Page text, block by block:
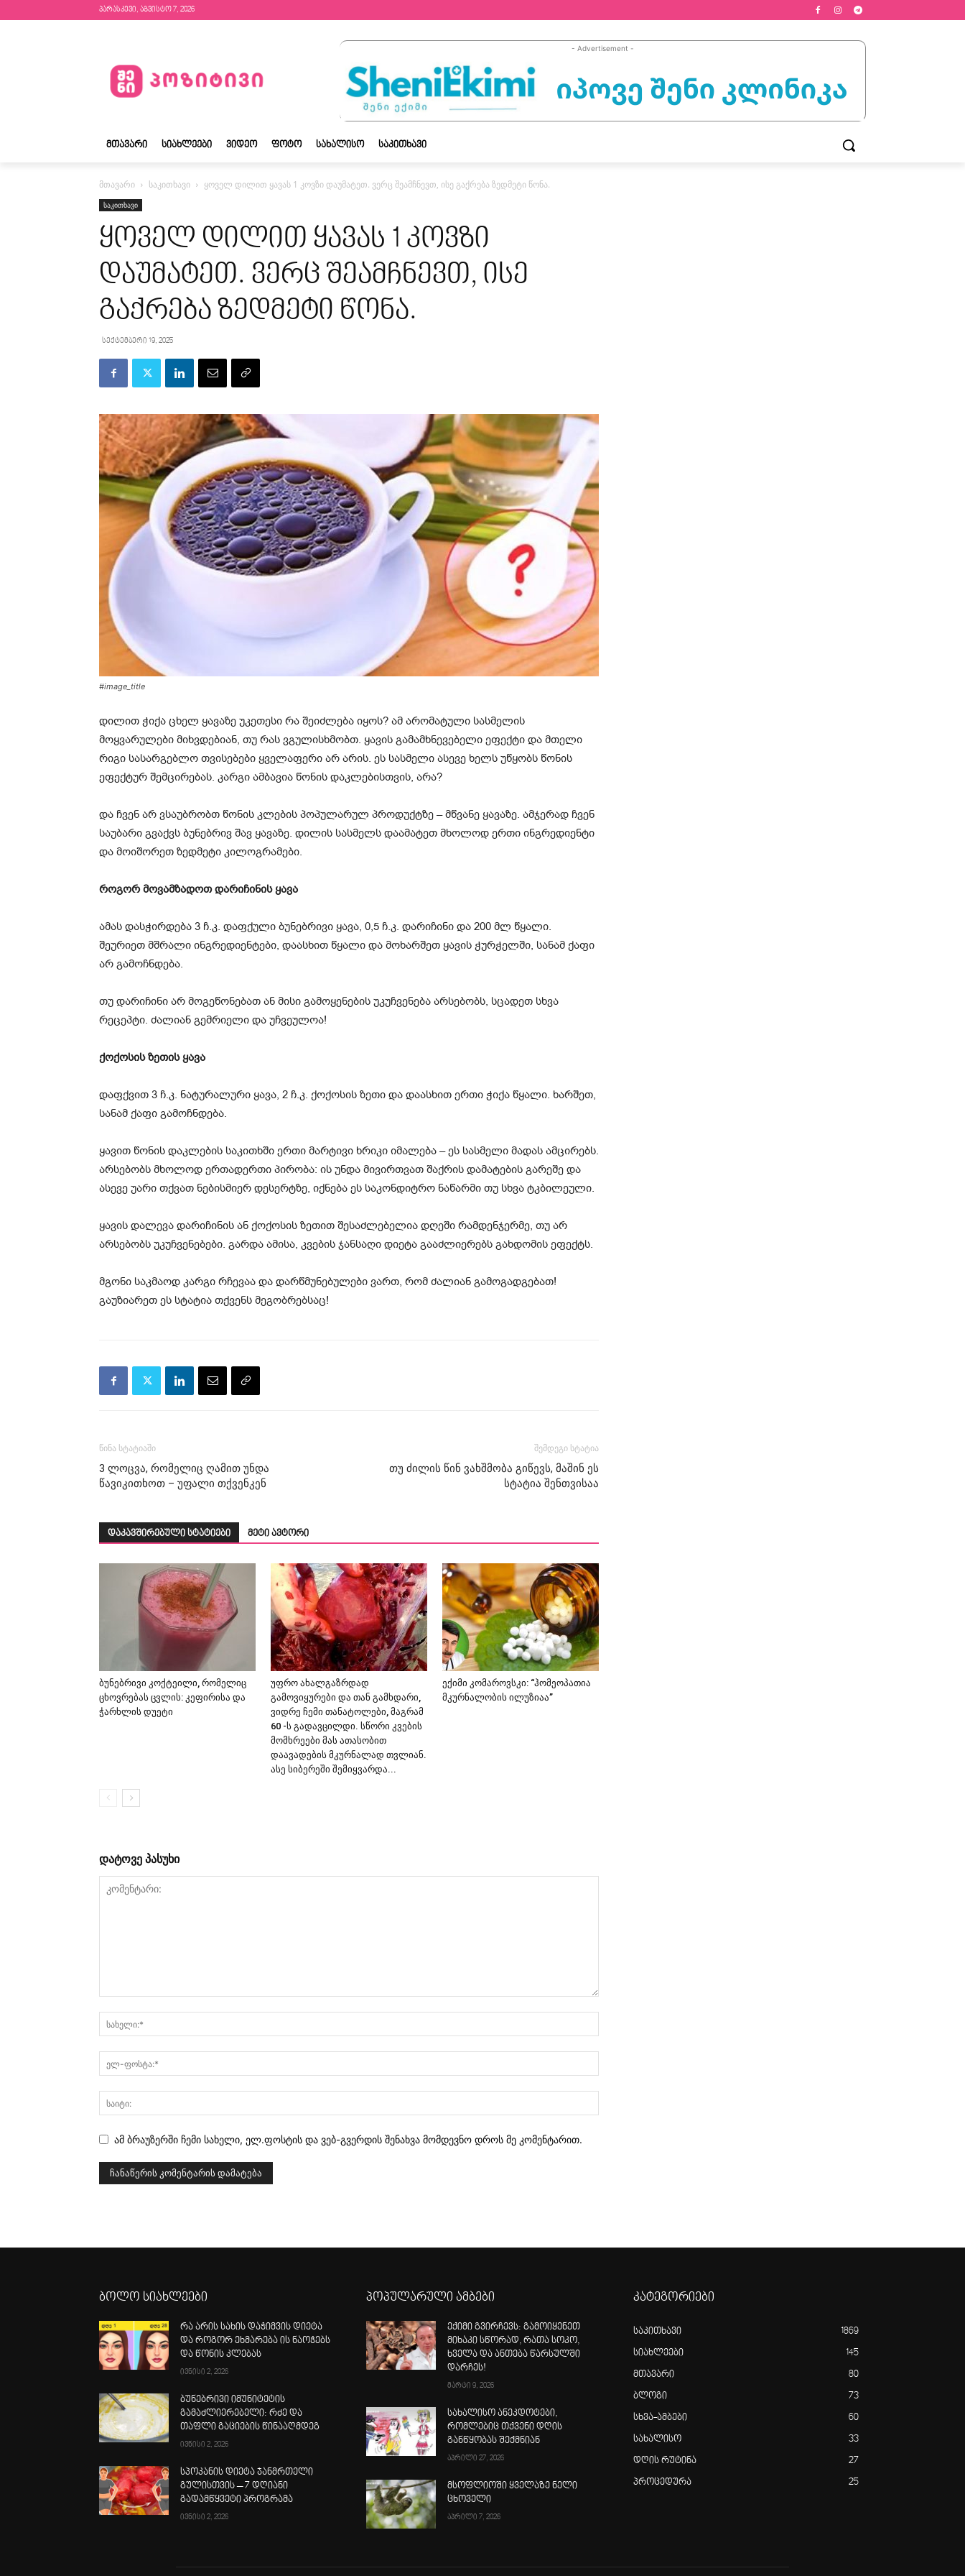
პარასკევი, აგვისტო 7, 2026
- Advertisement -
ᲛᲗᲐᲕᲐᲠᲘ ᲡᲘᲐᲮᲚᲔᲔᲑᲘ ᲕᲘᲓᲔᲝ ᲤᲝᲢᲝ ᲡᲐᲮᲐᲚᲘᲡᲝ ᲡᲐᲙᲘᲗᲮᲐᲕᲘ
მთავარი საკითხავი ყოველ დილით ყავას 1 კოვზი დაუმატეთ. ვერც შეამჩნევთ, ისე გაქრება ზედმეტი წონა.
საკითხავი
ყოველ დილით ყავას 1 კოვზი
დაუმატეთ. ვერც შეამჩნევთ, ისე
გაქრება ზედმეტი წონა.
სექტემბერი 19, 2025
#image_title
დილით ჭიქა ცხელ ყავაზე უკეთესი რა შეიძლება იყოს? ამ არომატული სასმელის
მოყვარულები მიხვდებიან, თუ რას ვგულისხმობთ. ყავის გამამხნევებელი ეფექტი და მთელი
რიგი სასარგებლო თვისებები ყველაფერი არ არის. ეს სასმელი ასევე ხელს უწყობს წონის
ეფექტურ შემცირებას. კარგი ამბავია წონის დაკლებისთვის, არა?
და ჩვენ არ ვსაუბრობთ წონის კლების პოპულარულ პროდუქტზე – მწვანე ყავაზე. ამჯერად ჩვენ
საუბარი გვაქვს ბუნებრივ შავ ყავაზე. დილის სასმელს დაამატეთ მხოლოდ ერთი ინგრედიენტი
და მოიშორეთ ზედმეტი კილოგრამები.
როგორ მოვამზადოთ დარიჩინის ყავა
ამას დასჭირდება 3 ჩ.კ. დაფქული ბუნებრივი ყავა, 0,5 ჩ.კ. დარიჩინი და 200 მლ წყალი.
შეურიეთ მშრალი ინგრედიენტები, დაასხით წყალი და მოხარშეთ ყავის ჭურჭელში, სანამ ქაფი
არ გამოჩნდება.
თუ დარიჩინი არ მოგეწონებათ ან მისი გამოყენების უკუჩვენება არსებობს, სცადეთ სხვა
რეცეპტი. ძალიან გემრიელი და უჩვეულოა!
ქოქოსის ზეთის ყავა
დაფქვით 3 ჩ.კ. ნატურალური ყავა, 2 ჩ.კ. ქოქოსის ზეთი და დაასხით ერთი ჭიქა წყალი. ხარშეთ,
სანამ ქაფი გამოჩნდება.
ყავით წონის დაკლების საკითხში ერთი მარტივი ხრიკი იმალება – ეს სასმელი მადას ამცირებს.
არსებობს მხოლოდ ერთადერთი პირობა: ის უნდა მივირთვათ შაქრის დამატების გარეშე და
ასევე უარი თქვათ ნებისმიერ დესერტზე, იქნება ეს საკონდიტრო ნაწარმი თუ სხვა ტკბილეული.
ყავის დალევა დარიჩინის ან ქოქოსის ზეთით შესაძლებელია დღეში რამდენჯერმე, თუ არ
არსებობს უკუჩვენებები. გარდა ამისა, კვების ჯანსაღი დიეტა გააძლიერებს გახდომის ეფექტს.
მგონი საკმაოდ კარგი რჩევაა და დარწმუნებულები ვართ, რომ ძალიან გამოგადგებათ!
გაუზიარეთ ეს სტატია თქვენს მეგობრებსაც!
წინა სტატიაში
3 ლოცვა, რომელიც ღამით უნდა
წავიკითხოთ – უფალი თქვენკენ
შემდეგი სტატია
თუ ძილის წინ ვახშმობა გიწევს, მაშინ ეს
სტატია შენთვისაა
დაკავშირებული სტატიები მეტი ავტორი
ბუნებრივი კოქტეილი, რომელიც
ცხოვრებას ცვლის: კეფირისა და
ჭარხლის დუეტი
უფრო ახალგაზრდად
გამოვიყურები და თან გამხდარი,
ვიდრე ჩემი თანატოლები, მაგრამ
60 -ს გადავცილდი. სწორი კვების
მომხრეები მას ათასობით
დაავადების მკურნალად თვლიან.
ასე სიბერეში შემიყვარდა...
ექიმი კომაროვსკი: “ჰომეოპათია
მკურნალობის ილუზიაა”
დატოვე პასუხი
ამ ბრაუზერში ჩემი სახელი, ელ.ფოსტის და ვებ-გვერდის შენახვა მომდევნო დროს მე კომენტარით.
ბოლო სიახლეები
რა არის სახის დაჭიმვის დიეტა
და როგორ ეხმარება ის ნაოჭებს
და წონის კლებას
ივნისი 2, 2026
ბუნებრივი იმუნიტეტის
გამაძლიერებელი: რძე და
თაფლი გაციების წინააღმდეგ
ივნისი 2, 2026
სპოკანის დიეტა ჯანმრთელი
გულისთვის – 7 დღიანი
გადამწყვეტი პროგრამა
ივნისი 2, 2026
პოპულარული ამბები
ექიმი გვირჩევს: გამოიყენეთ
მიხაკი სწორად, რათა სოკო,
ხველა და ანთება წარსულში
დარჩეს!
მარტი 9, 2026
სახალისო ანეკდოტები,
რომლებიც თქვენი დღის
განწყობას შექმნიან
აპრილი 27, 2026
მსოფლიოში ყველაზე ნელი
ცხოველი
აპრილი 7, 2026
კატეგორიები
საკითხავი 1869
სიახლეები 145
მთავარი 80
ბლოგი 73
სხვა-ამბები 60
სახალისო 33
დღის რუტინა 27
პროცედურა 25